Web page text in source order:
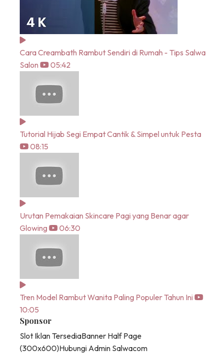
Cara Creambath Rambut Sendiri di Rumah - Tips Salwa
Salon
05:42
Tutorial Hijab Segi Empat Cantik & Simpel untuk Pesta
08:15
Urutan Pemakaian Skincare Pagi yang Benar agar
Glowing
06:30
Tren Model Rambut Wanita Paling Populer Tahun Ini
10:05
Sponsor
Slot Iklan TersediaBanner Half Page
(300x600)Hubungi Admin Salwacom